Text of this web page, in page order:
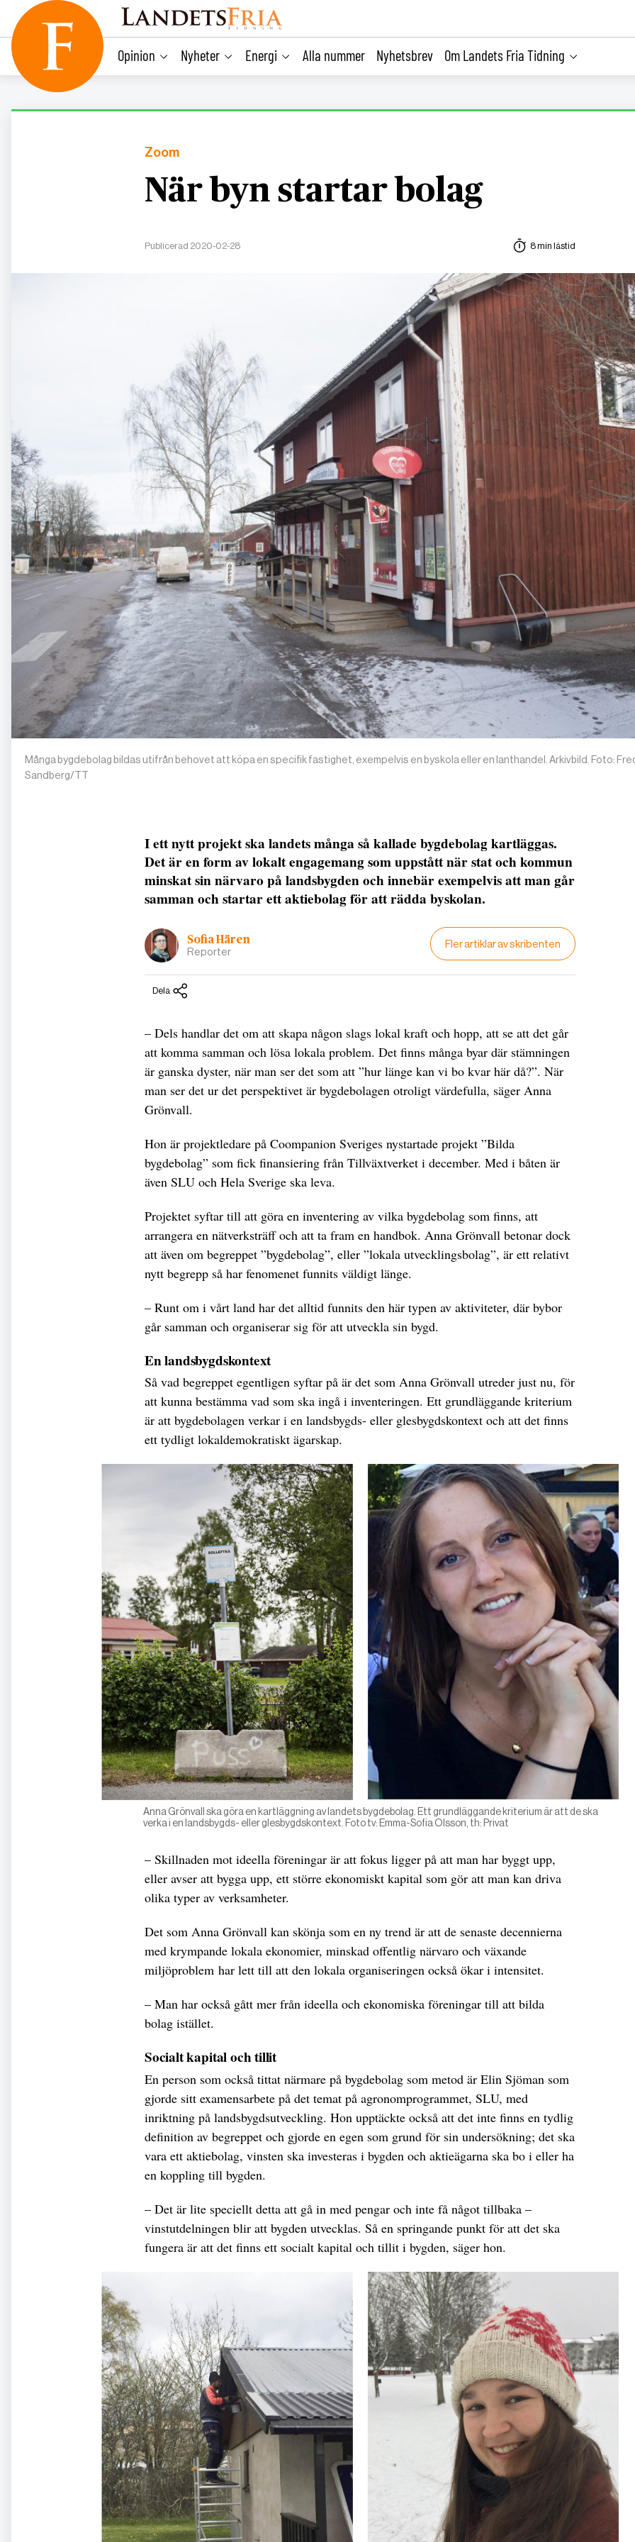
content
Opinion Nyheter Energi Alla nummer Nyhetsbrev Om Landets Fria Tidning
Zoom
När byn startar bolag
Publicerad 2020-02-28 8 min lästid
Många bygdebolag bildas utifrån behovet att köpa en specifik fastighet, exempelvis en byskola eller en lanthandel. Arkivbild. Foto:
Sandberg/TT
I ett nytt projekt ska landets många så kallade bygdebolag kartläggas.
Det är en form av lokalt engagemang som uppstått när stat och kommun
minskat sin närvaro på landsbygden och innebär exempelvis att man går
samman och startar ett aktiebolag för att rädda byskolan.
Sofia Hären
Reporter
Fler artiklar av skribenten
Dela
– Dels handlar det om att skapa någon slags lokal kraft och hopp, att se att det går
att komma samman och lösa lokala problem. Det finns många byar där stämningen
är ganska dyster, när man ser det som att ”hur länge kan vi bo kvar här då?”. När
man ser det ur det perspektivet är bygdebolagen otroligt värdefulla, säger Anna
Grönvall.
Hon är projektledare på Coompanion Sveriges nystartade projekt ”Bilda
bygdebolag” som fick finansiering från Tillväxtverket i december. Med i båten är
även SLU och Hela Sverige ska leva.
Projektet syftar till att göra en inventering av vilka bygdebolag som finns, att
arrangera en nätverksträff och att ta fram en handbok. Anna Grönvall betonar dock
att även om begreppet ”bygdebolag”, eller ”lokala utvecklingsbolag”, är ett relativt
nytt begrepp så har fenomenet funnits väldigt länge.
– Runt om i vårt land har det alltid funnits den här typen av aktiviteter, där bybor
går samman och organiserar sig för att utveckla sin bygd.
En landsbygdskontext
Så vad begreppet egentligen syftar på är det som Anna Grönvall utreder just nu, för
att kunna bestämma vad som ska ingå i inventeringen. Ett grundläggande kriterium
är att bygdebolagen verkar i en landsbygds- eller glesbygdskontext och att det finns
ett tydligt lokaldemokratiskt ägarskap.
Anna Grönvall ska göra en kartläggning av landets bygdebolag. Ett grundläggande kriterium är att de ska
verka i en landsbygds- eller glesbygdskontext. Foto tv: Emma-Sofia Olsson, th: Privat
– Skillnaden mot ideella föreningar är att fokus ligger på att man har byggt upp,
eller avser att bygga upp, ett större ekonomiskt kapital som gör att man kan driva
olika typer av verksamheter.
Det som Anna Grönvall kan skönja som en ny trend är att de senaste decennierna
med krympande lokala ekonomier, minskad offentlig närvaro och växande
miljöproblem har lett till att den lokala organiseringen också ökar i intensitet.
– Man har också gått mer från ideella och ekonomiska föreningar till att bilda
bolag istället.
Socialt kapital och tillit
En person som också tittat närmare på bygdebolag som metod är Elin Sjöman som
gjorde sitt examensarbete på det temat på agronomprogrammet, SLU, med
inriktning på landsbygdsutveckling. Hon upptäckte också att det inte finns en tydlig
definition av begreppet och gjorde en egen som grund för sin undersökning; det ska
vara ett aktiebolag, vinsten ska investeras i bygden och aktieägarna ska bo i eller ha
en koppling till bygden.
– Det är lite speciellt detta att gå in med pengar och inte få något tillbaka –
vinstutdelningen blir att bygden utvecklas. Så en springande punkt för att det ska
fungera är att det finns ett socialt kapital och tillit i bygden, säger hon.